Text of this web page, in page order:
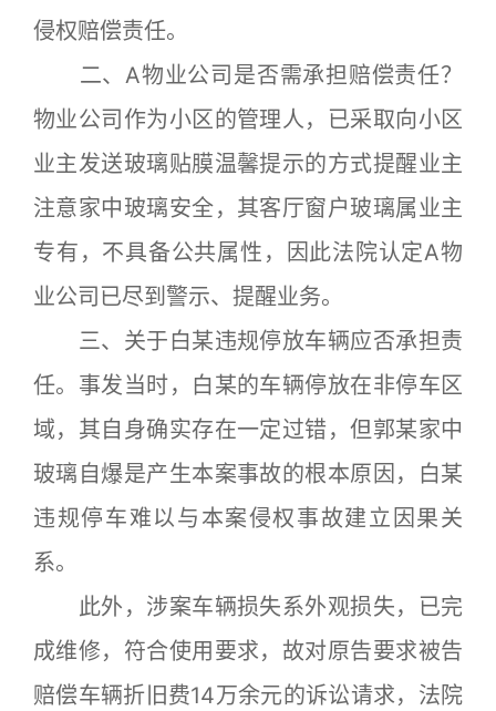
侵权赔偿责任。
二、A物业公司是否需承担赔偿责任？
物业公司作为小区的管理人，已采取向小区
业主发送玻璃贴膜温馨提示的方式提醒业主
注意家中玻璃安全，其客厅窗户玻璃属业主
专有，不具备公共属性，因此法院认定A物
业公司已尽到警示、提醒业务。
三、关于白某违规停放车辆应否承担责
任。事发当时，白某的车辆停放在非停车区
域，其自身确实存在一定过错，但郭某家中
玻璃自爆是产生本案事故的根本原因，白某
违规停车难以与本案侵权事故建立因果关
系。
此外，涉案车辆损失系外观损失，已完
成维修，符合使用要求，故对原告要求被告
赔偿车辆折旧费14万余元的诉讼请求，法院